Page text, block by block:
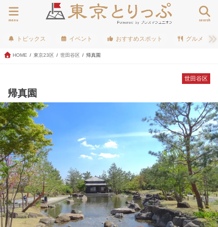
search
menu
トピックス イベント おすすめスポット グルメ
HOME 東京23区 世田谷区 帰真園
世田谷区
帰真園